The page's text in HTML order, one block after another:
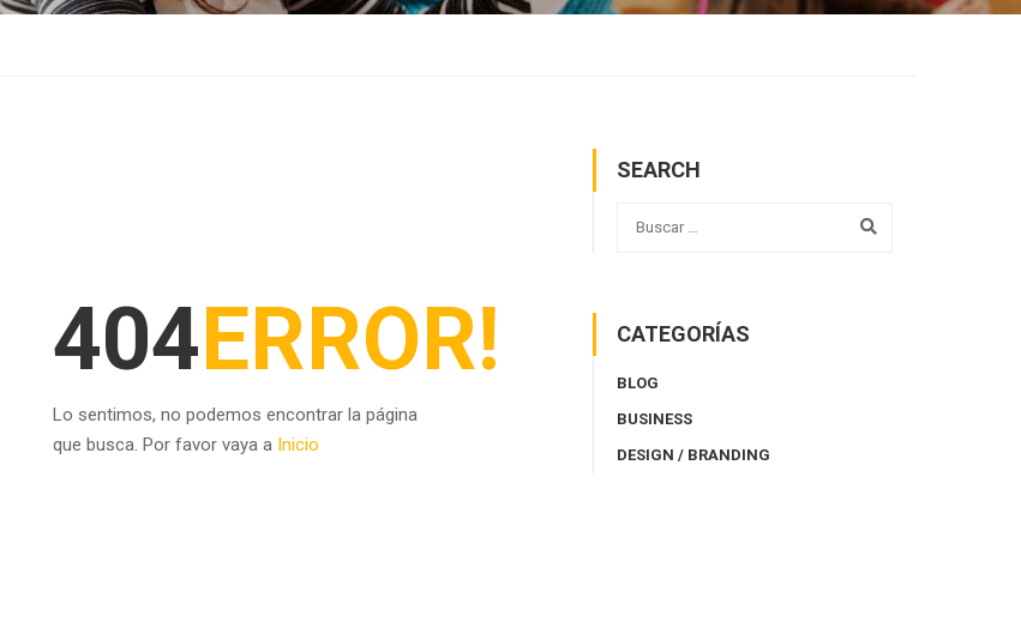
404ERROR!
Lo sentimos, no podemos encontrar la página
que busca. Por favor vaya a Inicio
SEARCH
CATEGORÍAS
BLOG
BUSINESS
DESIGN / BRANDING